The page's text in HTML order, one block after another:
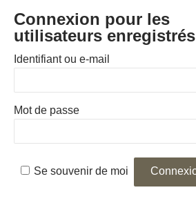
Connexion pour les
utilisateurs enregistrés
Identifiant ou e-mail
Mot de passe
Se souvenir de moi